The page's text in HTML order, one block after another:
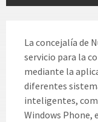
La concejalía de
servicio para la
mediante la
diferentes
inteligentes,
Windows Phone,